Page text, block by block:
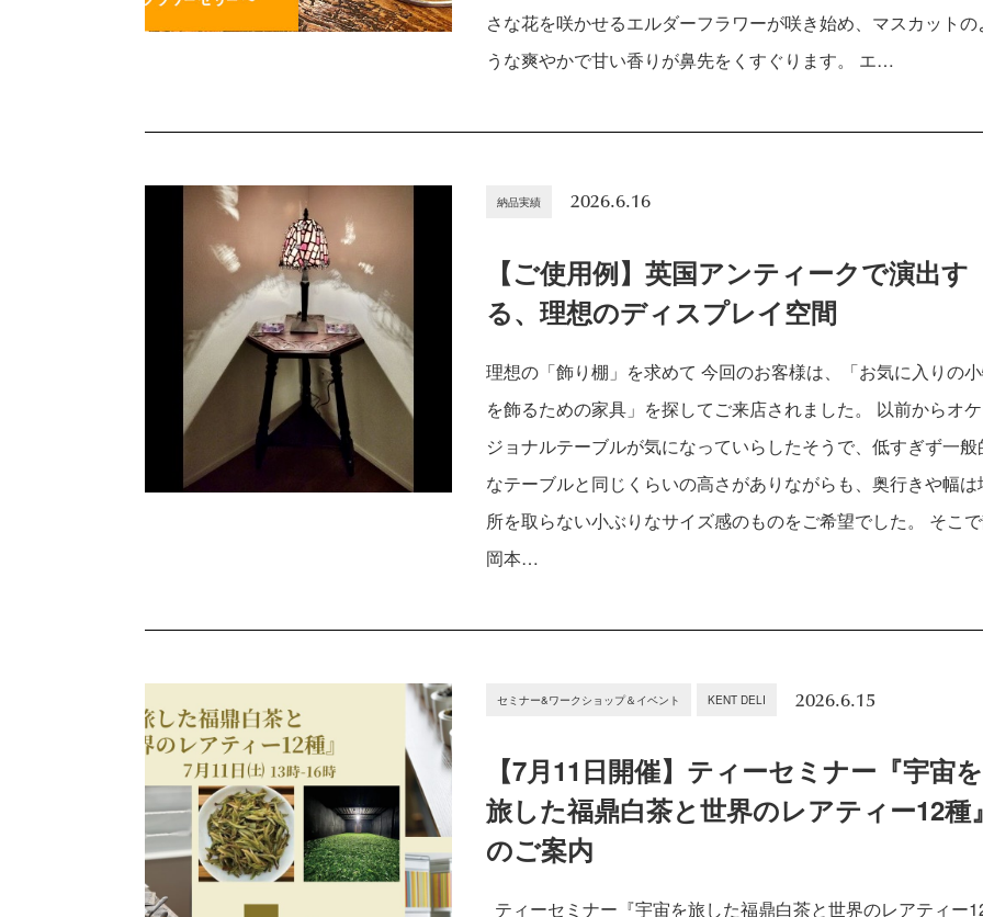
さな花を咲かせるエルダーフラワーが咲き始め、マスカットの
うな爽やかで甘い香りが鼻先をくすぐります。 エ…
納品実績 2026.6.16
【ご使用例】英国アンティークで演出す
る、理想のディスプレイ空間
理想の「飾り棚」を求めて 今回のお客様は、「お気に入りの
を飾るための家具」を探してご来店されました。 以前からオ
ジョナルテーブルが気になっていらしたそうで、低すぎず一般
なテーブルと同じくらいの高さがありながらも、奥行きや幅は
所を取らない小ぶりなサイズ感のものをご希望でした。 そこ
岡本…
セミナー&ワークショップ＆イベント KENT DELI 2026.6.15
【7月11日開催】ティーセミナー『宇宙を
旅した福鼎白茶と世界のレアティー12種』
のご案内
ティーセミナー『宇宙を旅した福鼎白茶と世界のレアティー